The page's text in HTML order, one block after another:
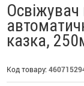
Освіжувач
казка,
Код товару: